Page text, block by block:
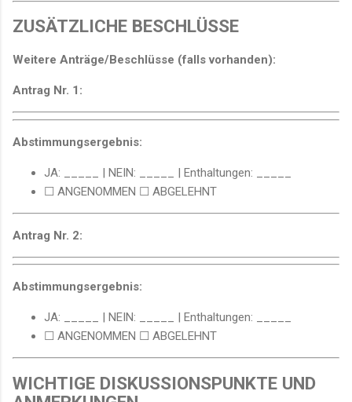
ZUSÄTZLICHE BESCHLÜSSE
Weitere Anträge/Beschlüsse (falls vorhanden):
Antrag Nr. 1:
Abstimmungsergebnis:
JA: _____ | NEIN: _____ | Enthaltungen: _____
☐ ANGENOMMEN ☐ ABGELEHNT
Antrag Nr. 2:
Abstimmungsergebnis:
JA: _____ | NEIN: _____ | Enthaltungen: _____
☐ ANGENOMMEN ☐ ABGELEHNT
WICHTIGE DISKUSSIONSPUNKTE UND